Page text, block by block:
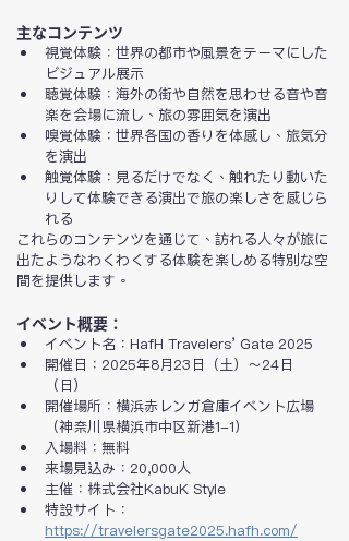
主なコンテンツ
視覚体験：世界の都市や風景をテーマにした
ビジュアル展示
聴覚体験：海外の街や自然を思わせる音や音
楽を会場に流し、旅の雰囲気を演出
嗅覚体験：世界各国の香りを体感し、旅気分
を演出
触覚体験：見るだけでなく、触れたり動いた
りして体験できる演出で旅の楽しさを感じら
れる
これらのコンテンツを通じて、訪れる人々が旅に
出たようなわくわくする体験を楽しめる特別な空
間を提供します。
イベント概要：
イベント名：HafH Travelers’ Gate 2025
開催日：2025年8月23日（土）～24日
（日）
開催場所：横浜赤レンガ倉庫イベント広場
（神奈川県横浜市中区新港1-1）
入場料：無料
来場見込み：20,000人
主催：株式会社KabuK Style
特設サイト：
https://travelersgate2025.hafh.com/